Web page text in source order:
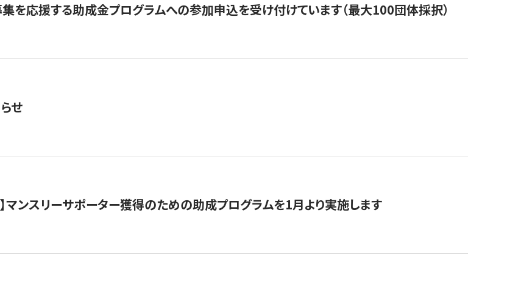
を応援する助成金プログラムへの参加申込を受け付けています（最大100団体採択）
せ
マンスリーサポーター獲得のための助成プログラムを1月より実施します